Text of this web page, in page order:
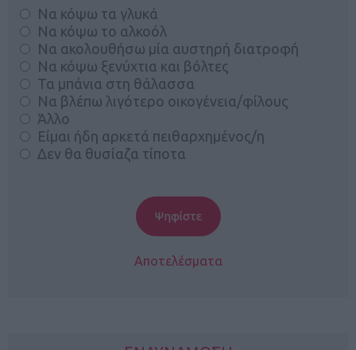
Να κόψω τα γλυκά
Να κόψω το αλκοόλ
Να ακολουθήσω μία αυστηρή διατροφή
Να κόψω ξενύχτια και βόλτες
Τα μπάνια στη θάλασσα
Να βλέπω λιγότερο οικογένεια/φίλους
Άλλο
Είμαι ήδη αρκετά πειθαρχημένος/η
Δεν θα θυσίαζα τίποτα
Αποτελέσματα